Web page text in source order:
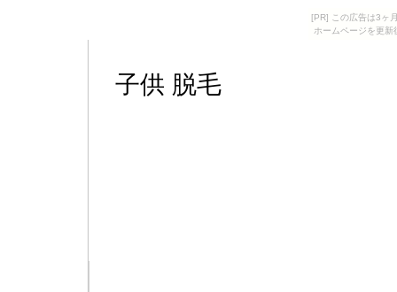
[PR] この広告は3ヶ
ホームページを更
子供 脱毛